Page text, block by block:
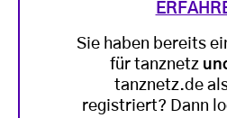
Sie haben bereits
für tanznetz
tanznetz.de
registriert? Dann